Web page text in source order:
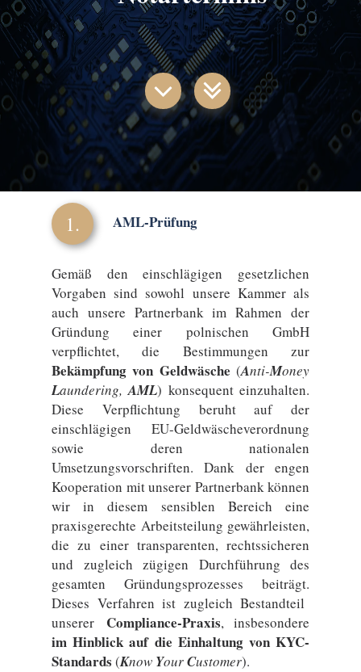
1. AML-Prüfung
Gemäß den einschlägigen gesetzlichen
Vorgaben sind sowohl unsere Kammer als
auch unsere Partnerbank im Rahmen der
Gründung einer polnischen GmbH
verpflichtet, die Bestimmungen zur
Bekämpfung von Geldwäsche (Anti-Money
Laundering,AML) konsequent einzuhalten.
Diese Verpflichtung beruht auf der
einschlägigen EU-Geldwäscheverordnung
sowie deren nationalen
Umsetzungsvorschriften. Dank der engen
Kooperation mit unserer Partnerbank können
wir in diesem sensiblen Bereich eine
praxisgerechte Arbeitsteilung gewährleisten,
die zu einer transparenten, rechtssicheren
und zugleich zügigen Durchführung des
gesamten Gründungsprozesses beiträgt.
Dieses Verfahren ist zugleich Bestandteil
unserer Compliance-Praxis, insbesondere
im Hinblick auf die Einhaltung von KYC-
Standards (Know YourCustomer).